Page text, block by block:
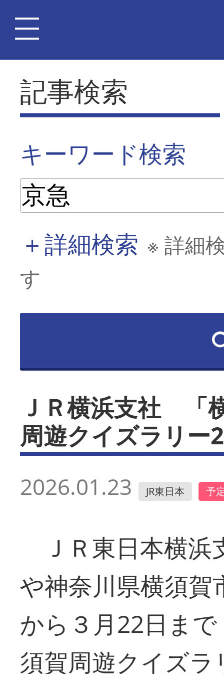
記事検索
キーワード検索
＋詳細検索 ※ 詳細
す
ＪＲ横浜支社 「
周遊クイズラリー
2026.01.23 JR東日本 予
ＪＲ東日本横浜
や神奈川県横須
から３月22日ま
須賀周遊クイズ